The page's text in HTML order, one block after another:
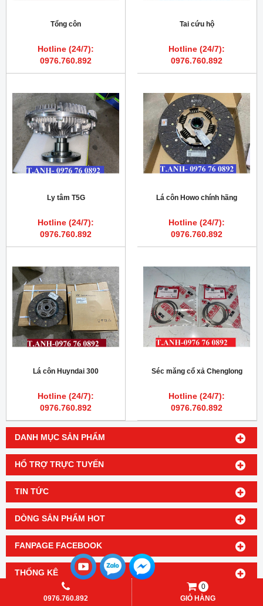
DANH MỤC SẢN PHẨM
HỔ TRỢ TRỰC TUYẾN
TIN TỨC
DÒNG SẢN PHẨM HOT
FANPAGE FACEBOOK
THỐNG KÊ
Tổng côn
Hotline (24/7):
0976.760.892
Tai cứu hộ
Hotline (24/7):
0976.760.892
Ly tâm T5G
Hotline (24/7):
0976.760.892
Lá côn Howo chính hãng
Hotline (24/7):
0976.760.892
Lá côn Huyndai 300
Hotline (24/7):
0976.760.892
Séc măng cổ xả Chenglong
Hotline (24/7):
0976.760.892
Designed ByGianHangVN
0976.760.892
0
GIỎ HÀNG